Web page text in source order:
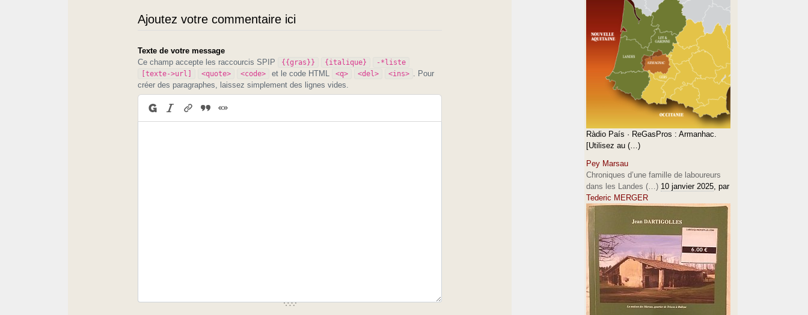
Ajoutez votre commentaire ici
Texte de votre message
Ce champ accepte les raccourcis SPIP
{{gras}} {italique}
-*liste
[texte->url]
<quote> <code> et le code HTML <q> <del> <ins>
. Pour
créer des paragraphes, laissez simplement des lignes vides.
Ràdio País · ReGasPros : Armanhac.
[Utilisez au (…)
Pey Marsau
Chroniques d’une famille de laboureurs
dans les Landes (…) 10 janvier 2025, par
Tederic MERGER